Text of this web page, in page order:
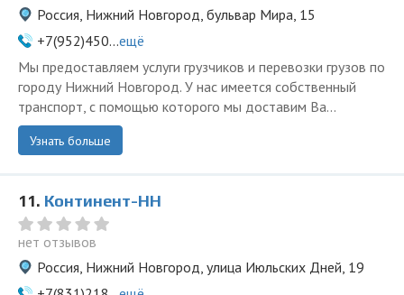
Россия, Нижний Новгород, бульвар Мира, 15
+7(952)450...ещё
Мы предоставляем услуги грузчиков и перевозки грузов по
городу Нижний Новгород. У нас имеется собственный
транспорт, с помощью которого мы доставим Ва...
Узнать больше
11. Континент-НН
нет отзывов
Россия, Нижний Новгород, улица Июльских Дней, 19